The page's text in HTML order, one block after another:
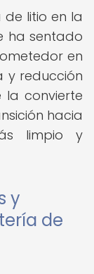
litio en la
ha sentado
en
y reducción
convierte
hacia
limpio y
y
de